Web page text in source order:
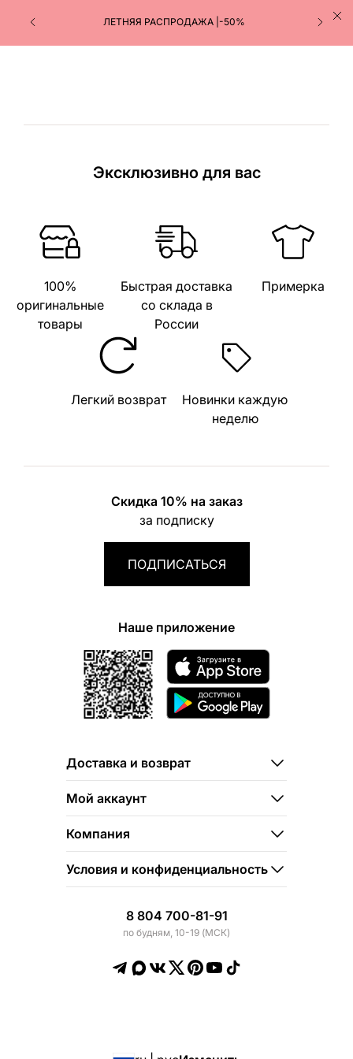
ЛЕТНЯЯ РАСПРОДАЖА |-50%
Эксклюзивно для вас
100%
оригинальные
товары
Быстрая доставка
со склада в
России
Примерка
Легкий возврат
Новинки каждую
неделю
Скидка 10% на заказ
за подписку
ПОДПИСАТЬСЯ
Наше приложение
Доставка и возврат
Мой аккаунт
Компания
Условия и конфиденциальность
8 804 700-81-91
по будням, 10-19 (МСК)